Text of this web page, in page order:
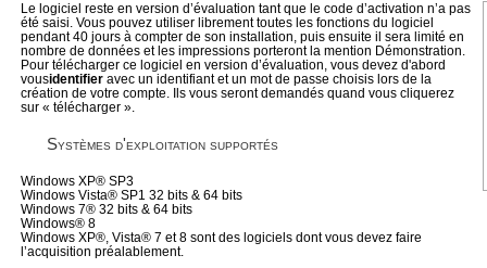
Le logiciel reste en version d’évaluation tant que le code d’activation n’a pas
été saisi. Vous pouvez utiliser librement toutes les fonctions du logiciel
pendant 40 jours à compter de son installation, puis ensuite il sera limité en
nombre de données et les impressions porteront la mention Démonstration.
Pour télécharger ce logiciel en version d’évaluation, vous devez d'abord
vousidentifier avec un identifiant et un mot de passe choisis lors de la
création de votre compte. Ils vous seront demandés quand vous cliquerez
sur « télécharger ».
Systèmes d'exploitation supportés
Windows XP® SP3
Windows Vista® SP1 32 bits & 64 bits
Windows 7® 32 bits & 64 bits
Windows® 8
Windows XP®, Vista® 7 et 8 sont des logiciels dont vous devez faire
l’acquisition préalablement.